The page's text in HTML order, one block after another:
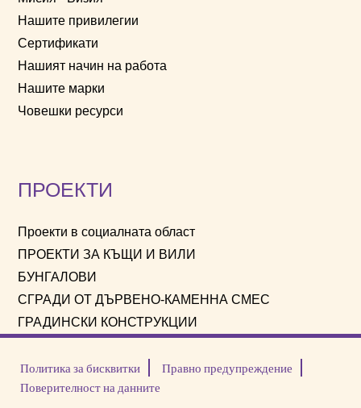
Нашите привилегии
Сертификати
Нашият начин на работа
Нашите марки
Човешки ресурси
ПРОЕКТИ
Проекти в социалната област
ПРОЕКТИ ЗА КЪЩИ И ВИЛИ
БУНГАЛОВИ
СГРАДИ ОТ ДЪРВЕНО-КАМЕННА СМЕС
ГРАДИНСКИ КОНСТРУКЦИИ
Политика за бисквитки
Правно предупреждение
Поверителност на данните